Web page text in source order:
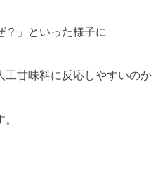
？」といった様子に
工甘味料に反応しやすいのか